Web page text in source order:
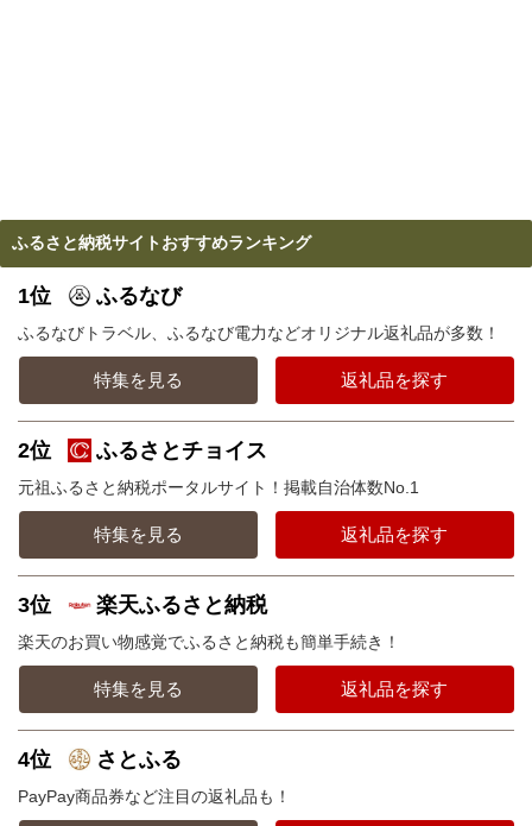
ふるさと納税サイトおすすめランキング
1位 ふるなび
ふるなびトラベル、ふるなび電力などオリジナル返礼品が多数！
特集を見る 返礼品を探す
2位 ふるさとチョイス
元祖ふるさと納税ポータルサイト！掲載自治体数No.1
特集を見る 返礼品を探す
3位 楽天ふるさと納税
楽天のお買い物感覚でふるさと納税も簡単手続き！
特集を見る 返礼品を探す
4位 さとふる
PayPay商品券など注目の返礼品も！